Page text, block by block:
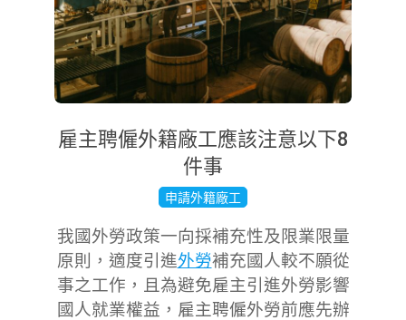
雇主聘僱外籍廠工應該注意以下8
件事
07
申請外籍廠工
我國外勞政策一向採補充性及限業限量
原則，適度引進外勞補充國人較不願從
事之工作，且為避免雇主引進外勞影響
國人就業權益，雇主聘僱外勞前應先辦